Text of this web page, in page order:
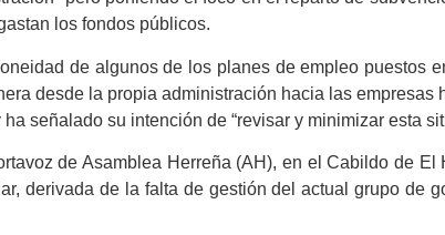
los fondos públicos.
de algunos de los planes de empleo puestos
desde la propia administración hacia las empresas
señalado su intención de “revisar y minimizar esta
de Asamblea Herreña (AH), en el Cabildo de El
derivada de la falta de gestión del actual grupo de